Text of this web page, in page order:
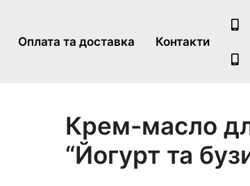
Оплата та доставка Контакти
Крем-масло
“Йогурт та